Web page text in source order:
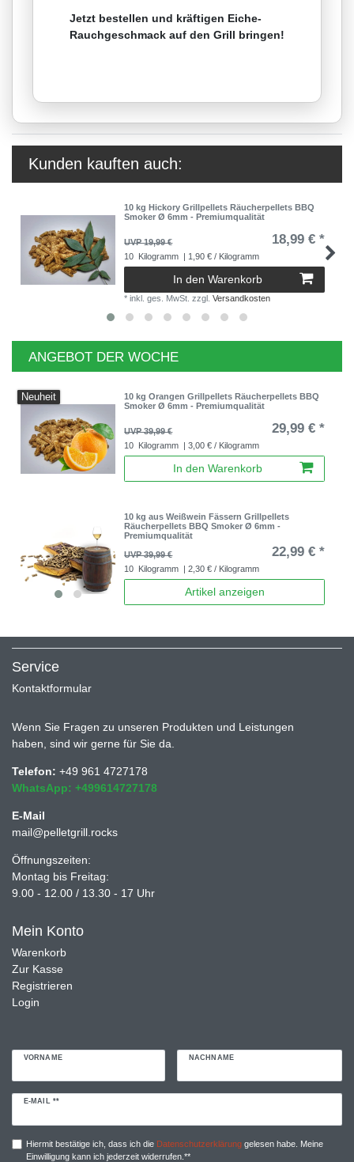
Jetzt bestellen und kräftigen Eiche-
Rauchgeschmack auf den Grill bringen!
Kunden kauften auch:
10 kg Hickory Grillpellets Räucherpellets BBQ
Smoker Ø 6mm - Premiumqualität
UVP 19,99 € 18,99 € *
10 Kilogramm | 1,90 € / Kilogramm
In den Warenkorb
*inkl. ges. MwSt. zzgl.Versandkosten
ANGEBOT DER WOCHE
Neuheit
10 kg Orangen Grillpellets Räucherpellets BBQ
Smoker Ø 6mm - Premiumqualität
UVP 39,99 € 29,99 € *
10 Kilogramm | 3,00 € / Kilogramm
In den Warenkorb
10 kg aus Weißwein Fässern Grillpellets
Räucherpellets BBQ Smoker Ø 6mm -
Premiumqualität
UVP 39,99 €
22,99 € *
10 Kilogramm | 2,30 € / Kilogramm
Artikel anzeigen
Service
Kontaktformular
Wenn Sie Fragen zu unseren Produkten und Leistungen
haben, sind wir gerne für Sie da.
Telefon: +49 961 4727178
WhatsApp: +499614727178
E-Mail
mail@pelletgrill.rocks
Öffnungszeiten:
Montag bis Freitag:
9.00 - 12.00 / 13.30 - 17 Uhr
Mein Konto
Warenkorb
Zur Kasse
Registrieren
Login
VORNAME NACHNAME
E-MAIL **
Newsletter
Hiermit bestätige ich, dass ich die Daten­schutz­erklärunggelesen habe. Meine
Einwilligung kann ich jederzeit widerrufen.**